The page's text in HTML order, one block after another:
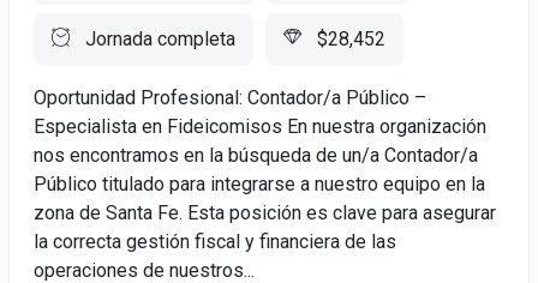
Jornada completa $28,452
Oportunidad Profesional: Contador/a Público –
Especialista en Fideicomisos En nuestra organización
nos encontramos en la búsqueda de un/a Contador/a
Público titulado para integrarse a nuestro equipo en la
zona de Santa Fe. Esta posición es clave para asegurar
la correcta gestión fiscal y financiera de las
operaciones de nuestros...